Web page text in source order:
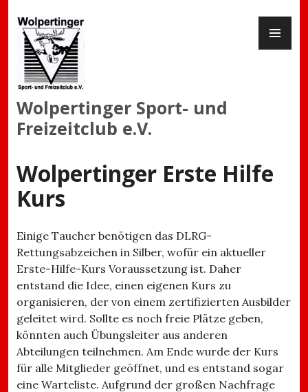
Inhalt
springen
Wolpertinger Sport- und
Freizeitclub e.V.
Wolpertinger Erste Hilfe
Kurs
Einige Taucher benötigen das DLRG-
Rettungsabzeichen in Silber, wofür ein aktueller
Erste-Hilfe-Kurs Voraussetzung ist. Daher
entstand die Idee, einen eigenen Kurs zu
organisieren, der von einem zertifizierten Ausbilder
geleitet wird. Sollte es noch freie Plätze geben,
könnten auch Übungsleiter aus anderen
Abteilungen teilnehmen. Am Ende wurde der Kurs
für alle Mitglieder geöffnet, und es entstand sogar
eine Warteliste. Aufgrund der großen Nachfrage